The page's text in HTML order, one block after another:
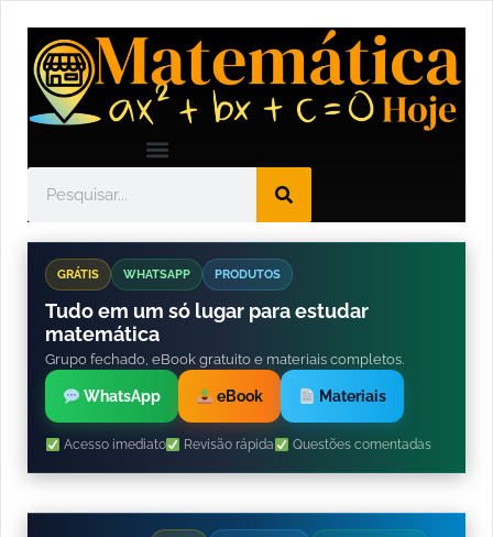
GRÁTIS WHATSAPP PRODUTOS
Tudo em um só lugar para estudar
matemática
Grupo fechado, eBook gratuito e materiais completos.
WhatsApp eBook Materiais
Acesso imediato Revisão rápida Questões comentadas